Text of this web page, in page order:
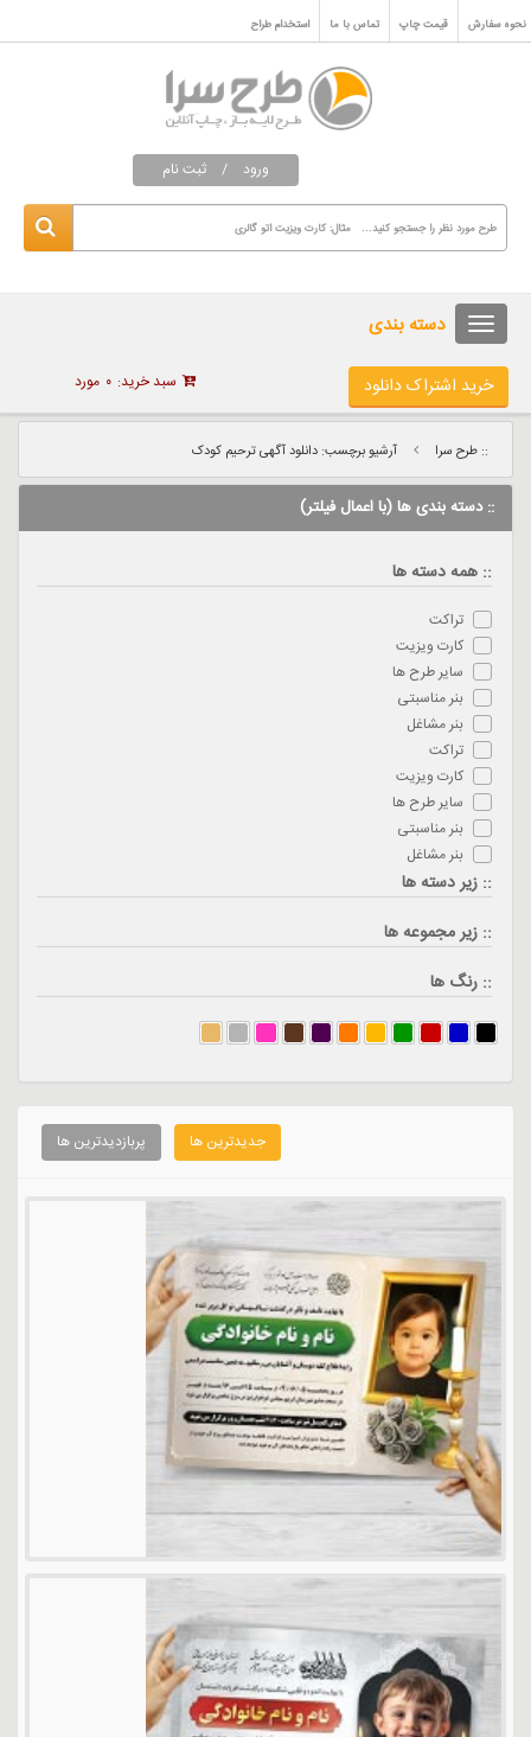
نحوه سفارش قیمت چاپ تماس با ما استخدام طراح
ورود / ثبت نام
دسته بندی
خرید اشتراک دانلود سبد خرید: ۰ مورد
:: طرح سرا آرشیو برچسب: دانلود آگهی ترحیم کودک
:: دسته بندی ها (با اعمال فیلتر)
:: همه دسته ها
تراکت
کارت ویزیت
سایر طرح ها
بنر مناسبتی
بنر مشاغل
تراکت
کارت ویزیت
سایر طرح ها
بنر مناسبتی
بنر مشاغل
:: زیر دسته ها
:: زیر مجموعه ها
:: رنگ ها
جدیدترین ها پربازدیدترین ها